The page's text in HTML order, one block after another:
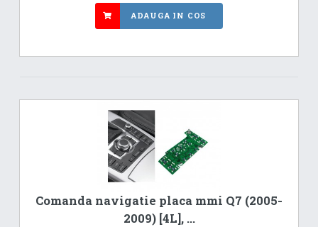
ADAUGA IN COS
Comanda navigatie placa mmi Q7 (2005-
2009) [4L], ...